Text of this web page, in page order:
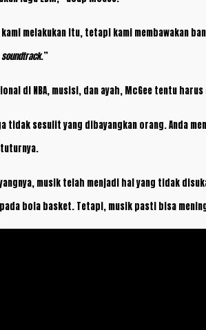
melakukan itu, tetapi kami membawakan
soundtrack.”
di NBA, musisi, dan ayah, McGee tentu
tidak sesulit yang dibayangkan orang. Anda
musik telah menjadi hal yang tidak
bola basket. Tetapi, musik pasti bisa